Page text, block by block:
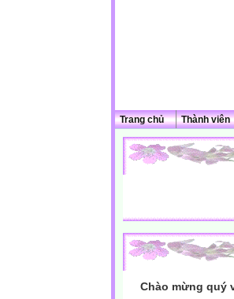
Trang chủ Thành viên
Chào mừng quý